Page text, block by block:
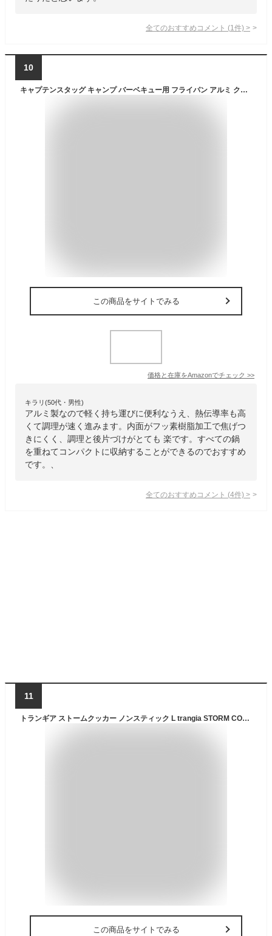
全てのおすすめコメント (1 件) >
10
キャプテンスタッグ キャンプ バーベキュー用 フライパン アルミ クッカー UH-4205
この商品をサイトでみる
価格と在庫をAmazonでチェック >>
キラリ(50代・男性)
アルミ製なので軽く持ち運びに便利なうえ、熱伝導率も高
くて調理が速く進みます。内面がフッ素樹脂加工で焦げつ
きにくく、調理と後片づけがとても 楽です。すべての鍋
を重ねてコンパクトに収納することができるのでおすすめ
です。、
全てのおすすめコメント (4件) >
11
トランギア ストームクッカー ノンスティック L trangia STORM COOKER Non-stick L TR-25-5UL 鍋 フライパン 調理器具 B25アルコールバーナー アルミ製 登山 ツーリング キャンプ アウトドア フェス 【正規品】
この商品をサイトでみる